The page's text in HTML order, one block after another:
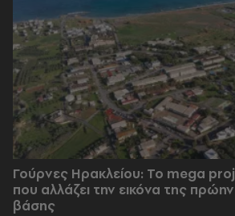
Γούρνες Ηρακλείου: To mega
που αλλάζει την εικόνα της
βάσης